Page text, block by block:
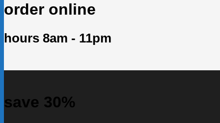
order online
hours 8am - 11pm
save 30%